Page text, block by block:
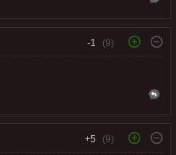
-1 (9)
+5 (9)